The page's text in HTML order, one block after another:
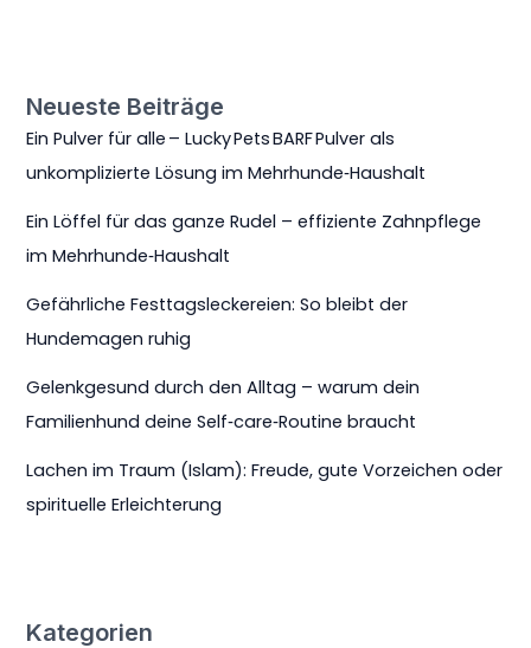
Neueste Beiträge
Ein Pulver für alle – Lucky Pets BARF Pulver als
unkomplizierte Lösung im Mehrhunde‑Haushalt
Ein Löffel für das ganze Rudel – effiziente Zahnpflege
im Mehrhunde‑Haushalt
Gefährliche Festtagsleckereien: So bleibt der
Hundemagen ruhig
Gelenkgesund durch den Alltag – warum dein
Familienhund deine Self‑care‑Routine braucht
Lachen im Traum (Islam): Freude, gute Vorzeichen oder
spirituelle Erleichterung
Kategorien